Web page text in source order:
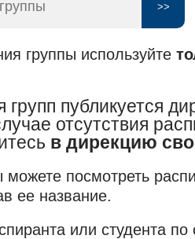
группы используйте
групп публикуется
отсутствия
в дирекцию
можете посмотреть
ее название.
или студента